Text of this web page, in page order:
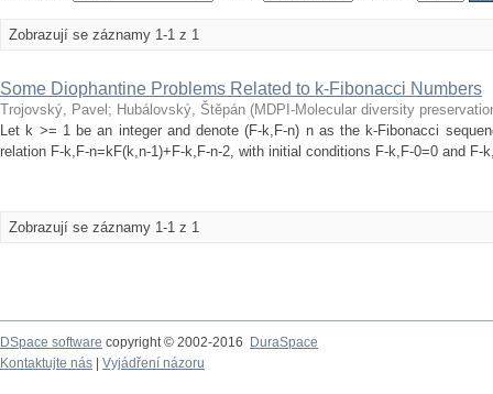
Zobrazují se záznamy 1-1 z 1
Some Diophantine Problems Related to k-Fibonacci Numbers
Trojovský, Pavel ; Hubálovský, Štěpán (MDPI-Molecular diversity
Let k >= 1 be an integer and denote (F-k,F-n) n as the k-Fibonacci
relation F-k,F-n=kF(k,n-1)+F-k,F-n-2, with initial conditions F-k,F-0=0 and F-
Zobrazují se záznamy 1-1 z 1
DSpace software copyright © 2002-2016
DuraSpace
Kontaktujte nás
Vyjádření názoru